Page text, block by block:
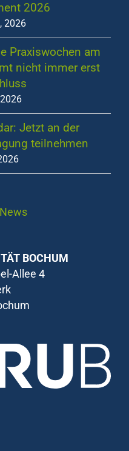
2026
2026
Praxiswochen am
nicht immer erst
Jetzt an der
teilnehmen
BOCHUM
Allee 4